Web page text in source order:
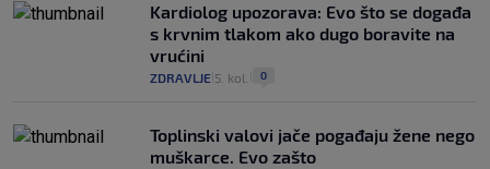
Kardiolog upozorava: Evo što se događa
s krvnim tlakom ako dugo boravite na
vrućini
ZDRAVLJE 5. kol. 0
Toplinski valovi jače pogađaju žene nego
muškarce. Evo zašto